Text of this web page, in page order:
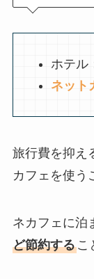
ホテル
ネット
旅行費を抑え
カフェを使う
ネカフェに泊
ど節約するこ